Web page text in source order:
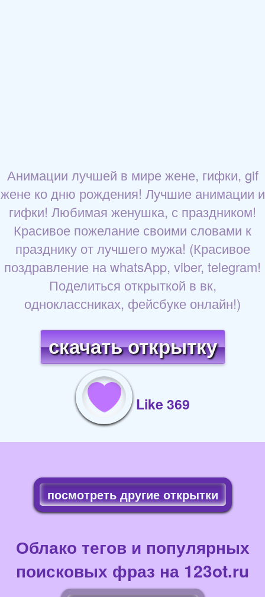
Анимации лучшей в мире жене, гифки, gif
жене ко дню рождения! Лучшие анимации и
гифки! Любимая женушка, с праздником!
Красивое пожелание своими словами к
празднику от лучшего мужа! (Красивое
поздравление на whatsApp, viber, telegram!
Поделиться открыткой в вк,
одноклассниках, фейсбуке онлайн!)
скачать открытку
Like 369
посмотреть другие открытки
Облако тегов и популярных
поисковых фраз на 123ot.ru